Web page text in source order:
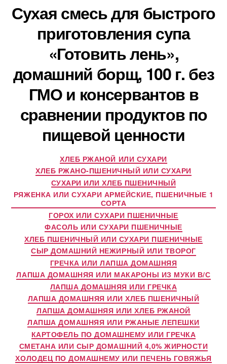
Сухая смесь для быстрого
приготовления супа
«Готовить лень»,
домашний борщ, 100 г. без
ГМО и консервантов в
сравнении продуктов по
пищевой ценности
ХЛЕБ РЖАНОЙ ИЛИ СУХАРИ
ХЛЕБ РЖАНО-ПШЕНИЧНЫЙ ИЛИ СУХАРИ
СУХАРИ ИЛИ ХЛЕБ ПШЕНИЧНЫЙ
РЯЖЕНКА ИЛИ СУХАРИ АРМЕЙСКИЕ, ПШЕНИЧНЫЕ 1
СОРТА
ГОРОХ ИЛИ СУХАРИ ПШЕНИЧНЫЕ
ФАСОЛЬ ИЛИ СУХАРИ ПШЕНИЧНЫЕ
ХЛЕБ ПШЕНИЧНЫЙ ИЛИ СУХАРИ ПШЕНИЧНЫЕ
СЫР ДОМАШНИЙ НЕЖИРНЫЙ ИЛИ ТВОРОГ
ГРЕЧКА ИЛИ ЛАПША ДОМАШНЯЯ
ЛАПША ДОМАШНЯЯ ИЛИ МАКАРОНЫ ИЗ МУКИ В/С
ЛАПША ДОМАШНЯЯ ИЛИ ГРЕЧКА
ЛАПША ДОМАШНЯЯ ИЛИ ХЛЕБ ПШЕНИЧНЫЙ
ЛАПША ДОМАШНЯЯ ИЛИ ХЛЕБ РЖАНОЙ
ЛАПША ДОМАШНЯЯ ИЛИ РЖАНЫЕ ЛЕПЕШКИ
КАРТОФЕЛЬ ПО ДОМАШНЕМУ ИЛИ ГРЕЧКА
СМЕТАНА ИЛИ СЫР ДОМАШНИЙ 4,0% ЖИРНОСТИ
ХОЛОДЕЦ ПО ДОМАШНЕМУ ИЛИ ПЕЧЕНЬ ГОВЯЖЬЯ